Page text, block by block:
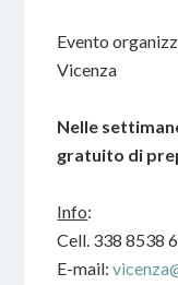
Evento
Vicenza
Nelle
gratuito di
Info:
Cell. 338 8538
E-mail: